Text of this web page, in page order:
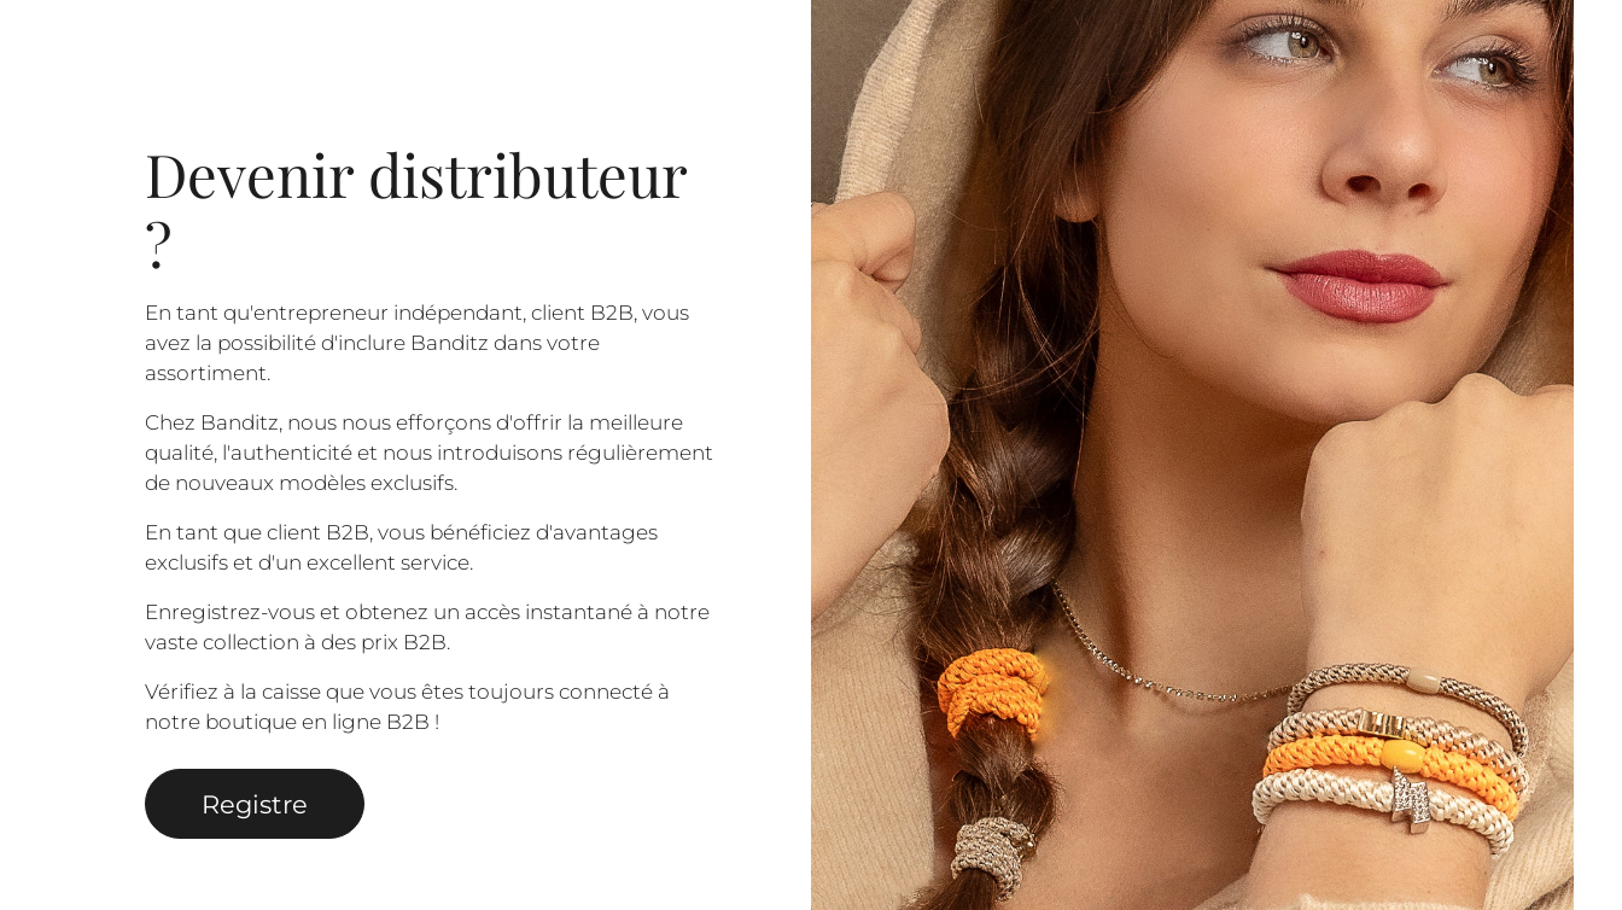
Devenir distributeur
?
En tant qu'entrepreneur indépendant, client B2B, vous
avez la possibilité d'inclure Banditz dans votre
assortiment.
Chez Banditz, nous nous efforçons d'offrir la meilleure
qualité, l'authenticité et nous introduisons régulièrement
de nouveaux modèles exclusifs.
En tant que client B2B, vous bénéficiez d'avantages
exclusifs et d'un excellent service.
Enregistrez-vous et obtenez un accès instantané à notre
vaste collection à des prix B2B.
Vérifiez à la caisse que vous êtes toujours connecté à
notre boutique en ligne B2B !
Registre